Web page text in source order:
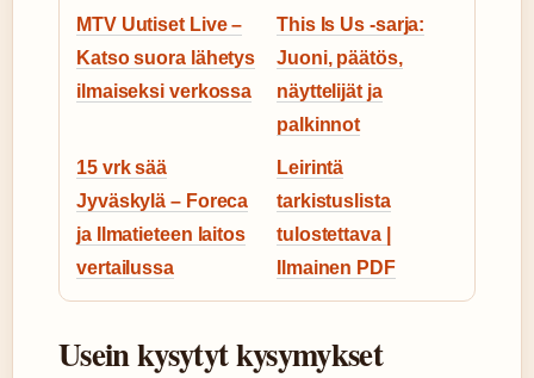
MTV Uutiset Live –
Katso suora lähetys
ilmaiseksi verkossa
This Is Us -sarja:
Juoni, päätös,
näyttelijät ja
palkinnot
15 vrk sää
Jyväskylä – Foreca
ja Ilmatieteen laitos
vertailussa
Leirintä
tarkistuslista
tulostettava |
Ilmainen PDF
Usein kysytyt kysymykset